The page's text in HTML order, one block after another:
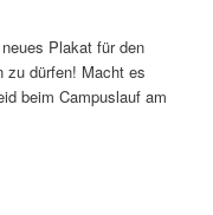
Plakat für den
zu dürfen! Macht es
beim Campuslauf am